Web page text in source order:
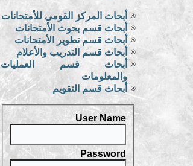
أبحاث المركز القومى للأمتحانات
أبحاث قسم بحوث الأمتحانات
أبحاث قسم تطوير الأمتحانات
أبحاث قسم التدريب والأعلام
أبحاث قسم العمليات
والمعلومات
أبحاث قسم التقويم
User Name
Password